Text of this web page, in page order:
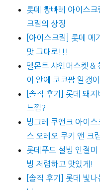
롯데 빵빠레 아이스
크림의 상징
[아이스크림] 롯데 메
맛 그대로!!!
델몬트 샤인머스켓 &
이 안에 코코팜 알갱
[솔직 후기] 롯데 돼
느낌?
빙그레 쿠앤크 아이
스 오레오 쿠키 앤 크
롯데푸드 설빙 인절미
빙 저렴하고 맛있게!
[솔직 후기] 롯데 빛